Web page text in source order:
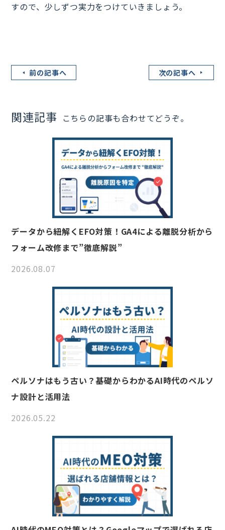
すので、少しずつ実力をつけていきましょう。
前の記事へ 次の記事へ
関連記事 こちらの記事も合わせてどうぞ。
データから紐解くEFO対策！GA4による離脱分析から
フォーム改修まで”徹底解説”
2026.08.07
ペルソナはもう古い？基礎からわかるAI時代のペルソ
ナ設計と活用法
2026.05.22